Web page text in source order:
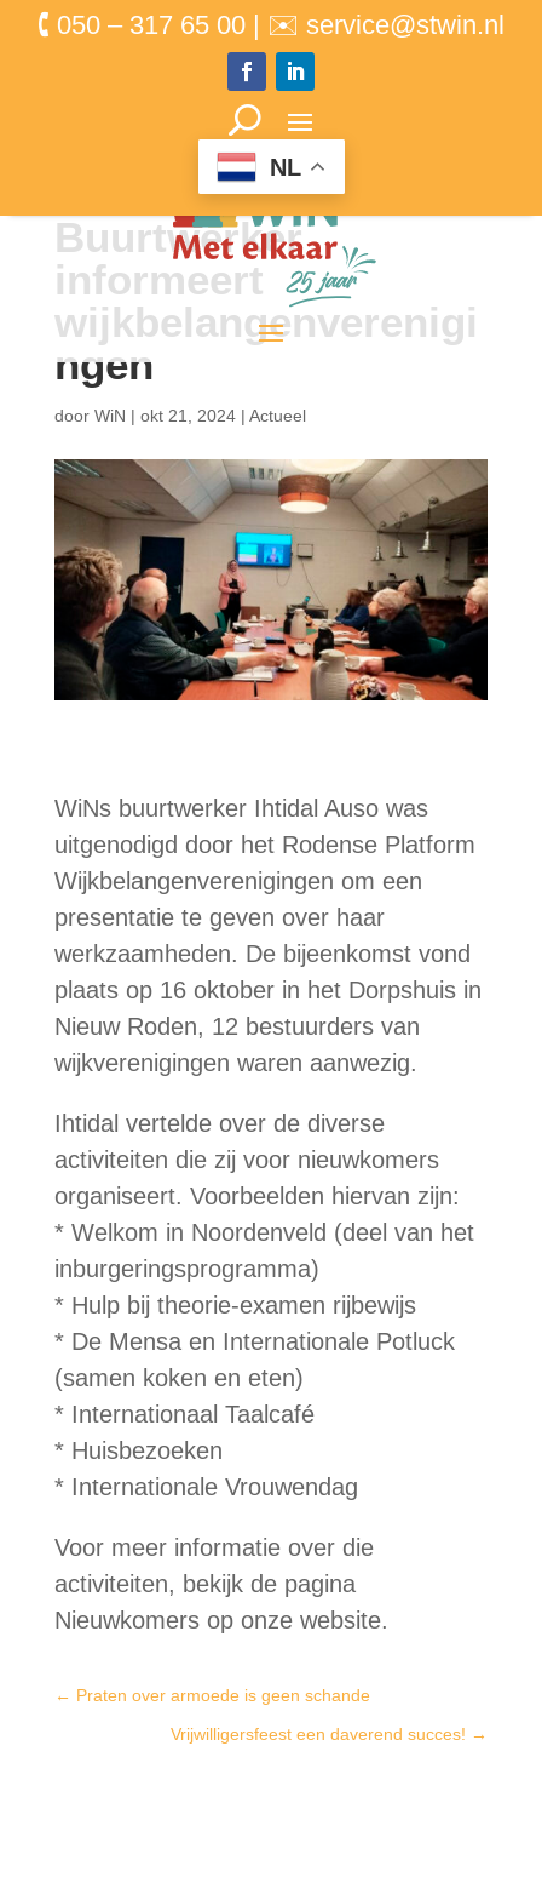
🕻 050 – 317 65 00 | ✉ service@stwin.nl
NL
Buurtwerker
informeert
wijkbelangenverenigi
ngen
door WiN | okt 21, 2024| Actueel
WiNs buurtwerker Ihtidal Auso was
uitgenodigd door het Rodense Platform
Wijkbelangenverenigingen om een
presentatie te geven over haar
werkzaamheden. De bijeenkomst vond
plaats op 16 oktober in het Dorpshuis in
Nieuw Roden, 12 bestuurders van
wijkverenigingen waren aanwezig.
Ihtidal vertelde over de diverse
activiteiten die zij voor nieuwkomers
organiseert. Voorbeelden hiervan zijn:
* Welkom in Noordenveld (deel van het
inburgeringsprogramma)
* Hulp bij theorie-examen rijbewijs
* De Mensa en Internationale Potluck
(samen koken en eten)
* Internationaal Taalcafé
* Huisbezoeken
* Internationale Vrouwendag
Voor meer informatie over die
activiteiten, bekijk de pagina
Nieuwkomersop onze website.
← Praten over armoede is geen schande
Vrijwilligersfeest een daverend succes! →